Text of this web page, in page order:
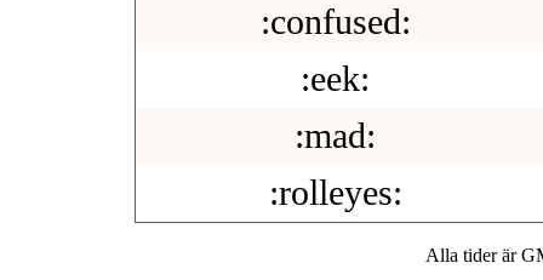
:confused:
:eek:
:mad:
:rolleyes:
Alla tider är